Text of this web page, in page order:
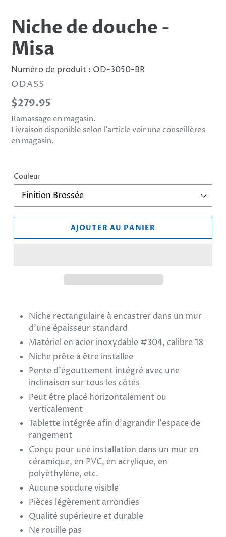
Niche de douche -
Misa
Numéro de produit : OD-3050-BR
DISTRIBUTEUR
ODASS
Prix
normal
$279.95
Ramassage en magasin.
Livraison disponible selon l’article voir une conseillères
en magasin.
Couleur
AJOUTER AU PANIER
produit
votre
panier
Niche rectangulaire à encastrer dans un mur
d'une épaisseur standard
Matériel en acier inoxydable #304, calibre 18
Niche prête à être installée
Pente d'égouttement intégré avec une
inclinaison sur tous les côtés
Peut être placé horizontalement ou
verticalement
Tablette intégrée afin d'agrandir l'espace de
rangement
Conçu pour une installation dans un mur en
céramique, en PVC, en acrylique, en
polyéthylène, etc.
Aucune soudure visible
Pièces légèrement arrondies
Qualité supérieure et durable
Ne rouille pas